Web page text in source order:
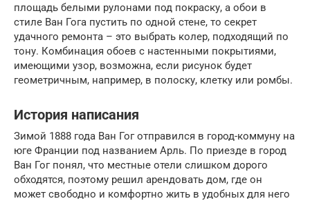
площадь белыми рулонами под покраску, а обои в
стиле Ван Гога пустить по одной стене, то секрет
удачного ремонта – это выбрать колер, подходящий по
тону. Комбинация обоев с настенными покрытиями,
имеющими узор, возможна, если рисунок будет
геометричным, например, в полоску, клетку или ромбы.
История написания
Зимой 1888 года Ван Гог отправился в город-коммуну на
юге Франции под названием Арль. По приезде в город
Ван Гог понял, что местные отели слишком дорого
обходятся, поэтому решил арендовать дом, где он
может свободно и комфортно жить в удобных для него